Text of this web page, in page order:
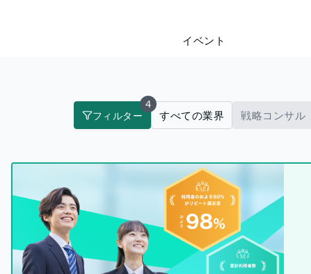
イベント
フィルター
4
すべての業界 戦略コンサル